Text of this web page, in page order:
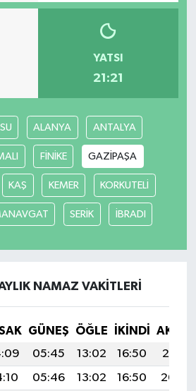
YATSI
21:21
ALANYA ANTALYA
FİNİKE GAZİPAŞA
KAŞ KEMER KORKUTELİ
SERİK İBRADI
NAMAZ VAKITLERI
GÜNEŞ ÖĞLE İKINDI
05:45 13:02 16:50
20:10
05:46 13:02 16:50
20:09